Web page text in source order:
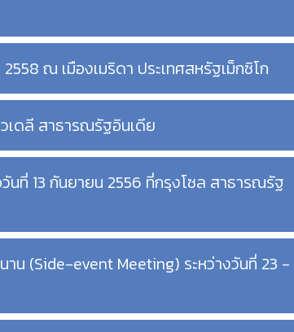
ณ เมืองเมริดา ประเทศสหรัฐเม็กซิโก
เดลี สาธารณรัฐอินเดีย
ที่ 13 กันยายน 2556 ที่กรุงโซล สาธารณรัฐ
าน (Side-event Meeting) ระหว่างวันที่ 23 -